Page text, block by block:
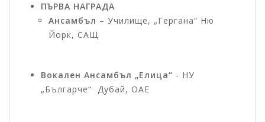
ПЪРВА НАГРАДА
Ансамбъл – Училище, „Гергана“ Ню
Йорк, САЩ
Вокален Ансамбъл „Елица“ - НУ
„Българче“ Дубай, ОАЕ